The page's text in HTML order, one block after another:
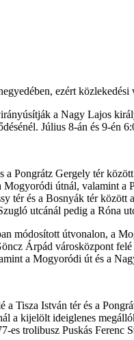
ezért
a Nagy Lajos
Július 8-án és 9-én
Pongrátz Gergely tér
útnál, valamint
tér és a Bosnyák tér
utcánál pedig a Róna
módosított útvonalon, a
Árpád városközpont
a Mogyoródi út és a
Tisza István tér és a
a kijelölt ideiglenes
trolibusz Puskás